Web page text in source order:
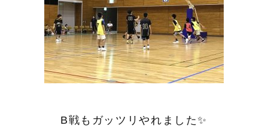
B戦もガッツリやれました✨